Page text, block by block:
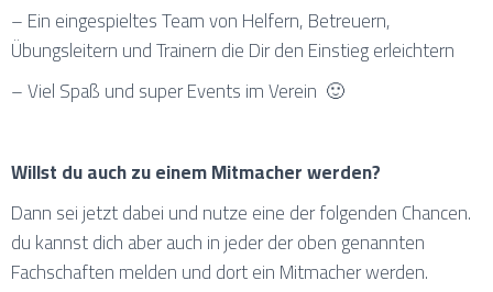
– Ein eingespieltes Team von Helfern, Betreuern,
Übungsleitern und Trainern die Dir den Einstieg erleichtern
– Viel Spaß und super Events im Verein 🙂
Willst du auch zu einem Mitmacher werden?
Dann sei jetzt dabei und nutze eine der folgenden Chancen.
du kannst dich aber auch in jeder der oben genannten
Fachschaften melden und dort ein Mitmacher werden.